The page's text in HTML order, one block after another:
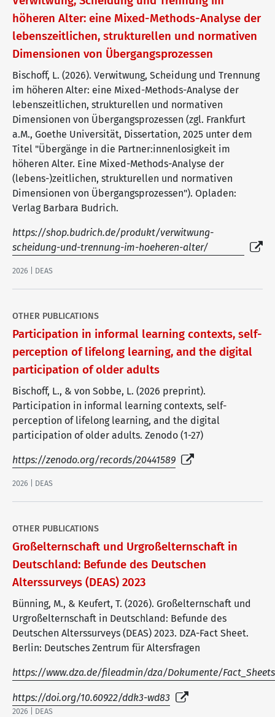
höheren Alter: eine Mixed-Methods-Analyse der
lebenszeitlichen, strukturellen und normativen
Dimensionen von Übergangsprozessen
Bischoff, L. (2026). Verwitwung, Scheidung und Trennung
im höheren Alter: eine Mixed-Methods-Analyse der
lebenszeitlichen, strukturellen und normativen
Dimensionen von Übergangsprozessen (zgl. Frankfurt
a.M., Goethe Universität, Dissertation, 2025 unter dem
Titel "Übergänge in die Partner:innenlosigkeit im
höheren Alter. Eine Mixed-Methods-Analyse der
(lebens-)zeitlichen, strukturellen und normativen
Dimensionen von Übergangsprozessen"). Opladen:
Verlag Barbara Budrich.
https://shop.budrich.de/produkt/verwitwung-
scheidung-und-trennung-im-hoeheren-alter/
2026 | DEAS
OTHER PUBLICATIONS
Participation in informal learning contexts, self-
perception of lifelong learning, and the digital
participation of older adults
Bischoff, L., & von Sobbe, L. (2026 preprint).
Participation in informal learning contexts, self-
perception of lifelong learning, and the digital
participation of older adults. Zenodo (1-27)
https://zenodo.org/records/20441589
2026 | DEAS
OTHER PUBLICATIONS
Großelternschaft und Urgroßelternschaft in
Deutschland: Befunde des Deutschen
Alterssurveys (DEAS) 2023
Bünning, M., & Keufert, T. (2026). Großelternschaft und
Urgroßelternschaft in Deutschland: Befunde des
Deutschen Alterssurveys (DEAS) 2023. DZA-Fact Sheet.
Berlin: Deutsches Zentrum für Altersfragen
https://www.dza.de/fileadmin/dza/Dokumente/
https://doi.org/10.60922/ddk3-wd83
2026 | DEAS